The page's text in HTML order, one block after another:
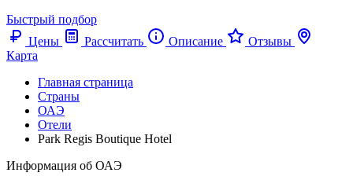
Быстрый подбор
Цены
Рассчитать Описание
Отзывы
Карта
Главная страница
Cтраны
ОАЭ
Отели
Park Regis Boutique Hotel
Информация об ОАЭ